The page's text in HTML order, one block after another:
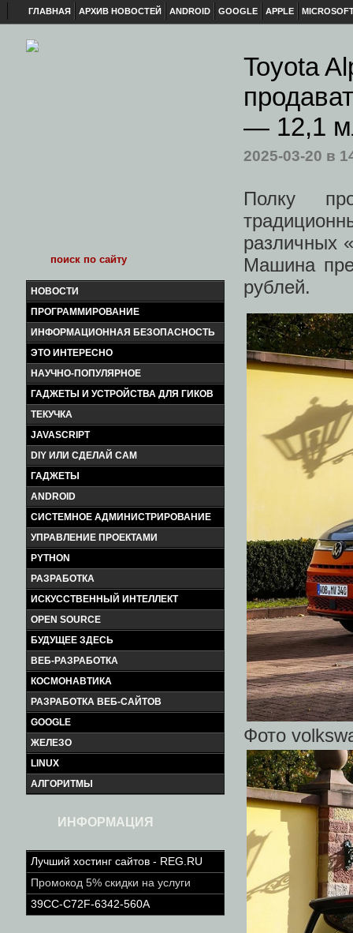
ГЛАВНАЯ АРХИВ НОВОСТЕЙ ANDROID GOOGLE APPLE
НОВОСТИ
ПРОГРАММИРОВАНИЕ
ИНФОРМАЦИОННАЯ БЕЗОПАСНОСТЬ
ЭТО ИНТЕРЕСНО
НАУЧНО-ПОПУЛЯРНОЕ
ГАДЖЕТЫ И УСТРОЙСТВА ДЛЯ ГИКОВ
ТЕКУЧКА
JAVASCRIPT
DIY ИЛИ СДЕЛАЙ САМ
ГАДЖЕТЫ
ANDROID
СИСТЕМНОЕ АДМИНИСТРИРОВАНИЕ
УПРАВЛЕНИЕ ПРОЕКТАМИ
PYTHON
РАЗРАБОТКА
ИСКУССТВЕННЫЙ ИНТЕЛЛЕКТ
OPEN SOURCE
БУДУЩЕЕ ЗДЕСЬ
ВЕБ-РАЗРАБОТКА
КОСМОНАВТИКА
РАЗРАБОТКА ВЕБ-САЙТОВ
GOOGLE
ЖЕЛЕЗО
LINUX
АЛГОРИТМЫ
ИНФОРМАЦИЯ
Лучший хостинг сайтов - REG.RU
Промокод 5% скидки на услуги
39CC-C72F-6342-560A
Toyota
— 12,1
2025-03-20 в
Полку
различных
Машина
рублей.
Фото